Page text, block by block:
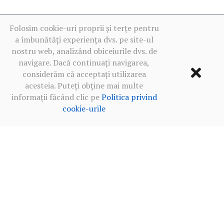
Folosim cookie-uri proprii și terțe pentru
a îmbunătăți experiența dvs. pe site-ul
nostru web, analizând obiceiurile dvs. de
navigare. Dacă continuați navigarea,
considerăm că acceptați utilizarea
acesteia. Puteți obține mai multe
informații făcând clic pePolitica privind
cookie-urile